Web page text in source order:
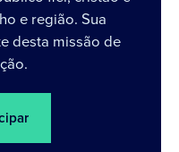
e região. Sua
desta missão de